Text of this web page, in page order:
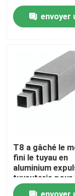
Profil en
profil
Accessoires
barre en
envoyer
T8 a gâché le
fini le tuyau en
aluminium
tuyauterie pour
machine de
envoyer